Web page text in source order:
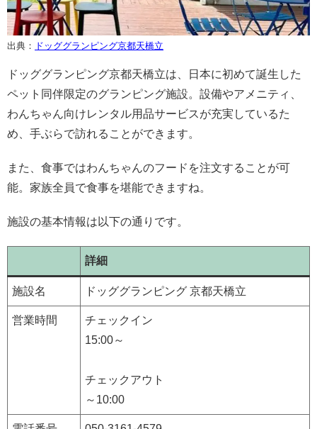
出典： ドッググランピング京都天橋立
ドッググランピング京都天橋立は、日本に初めて誕生した
ペット同伴限定のグランピング施設。設備やアメニティ、
わんちゃん向けレンタル用品サービスが充実しているた
め、手ぶらで訪れることができます。
また、食事ではわんちゃんのフードを注文することが可
能。家族全員で食事を堪能できますね。
施設の基本情報は以下の通りです。
詳細
施設名 ドッググランピング 京都天橋立
営業時間
チェックイン
15:00～
チェックアウト
～10:00